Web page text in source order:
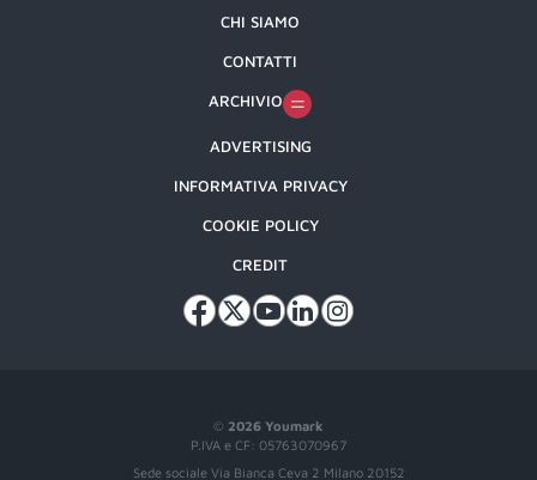
© 2026 Youmark
P.IVA e CF: 05763070967
Sede sociale Via Bianca Ceva 2 Milano 20152
CHI SIAMO
CONTATTI
ARCHIVIO
ADVERTISING
INFORMATIVA PRIVACY
COOKIE POLICY
CREDIT